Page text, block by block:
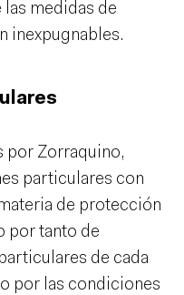
medidas de
inexpugnables.
por Zorraquino,
particulares con
de protección
por tanto de
de cada
por las condiciones